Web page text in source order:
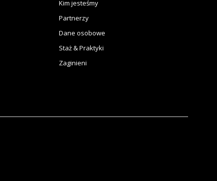
Kim jesteśmy
Partnerzy
Dane osobowe
Staż & Praktyki
Zaginieni